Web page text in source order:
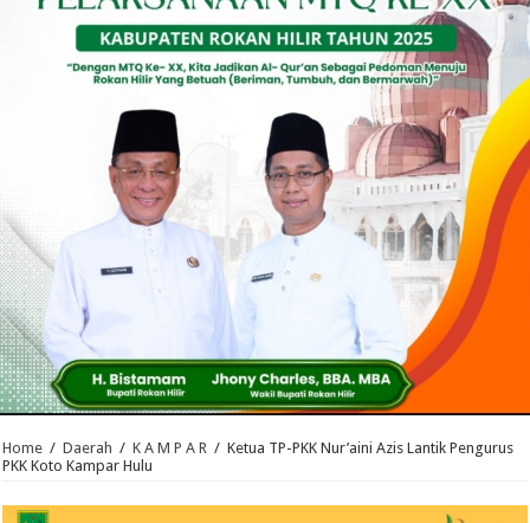
Home / Daerah / K A M P A R / Ketua TP-PKK Nur’aini Azis Lantik Pengurus
PKK Koto Kampar Hulu